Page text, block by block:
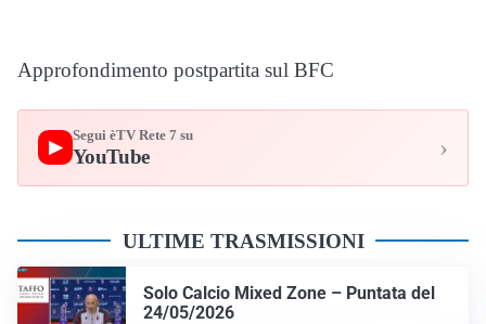
Approfondimento postpartita sul BFC
▶
Segui èTV Rete 7 su
YouTube ›
ULTIME TRASMISSIONI
Solo Calcio Mixed Zone – Puntata del
24/05/2026